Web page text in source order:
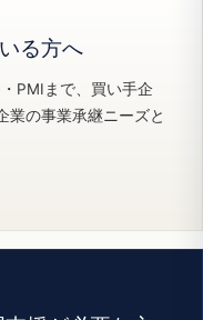
る方へ
PMIまで、買い手企
業の事業承継ニーズと